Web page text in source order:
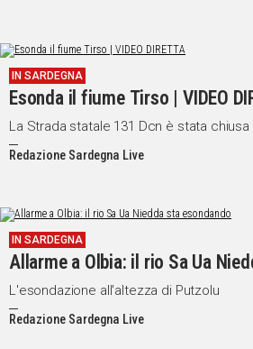
IN SARDEGNA
Esonda il fiume Tirso | VIDEO
La Strada statale 131 Dcn è stata chiusa
Redazione Sardegna Live
IN SARDEGNA
Allarme a Olbia: il rio Sa Ua
L'esondazione all'altezza di Putzolu
Redazione Sardegna Live